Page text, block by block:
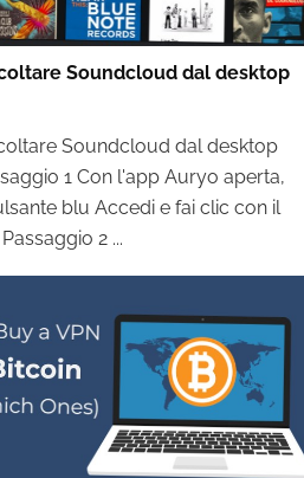
Soundcloud dal desktop
Soundcloud dal desktop
1 Con l'app Auryo aperta,
blu Accedi e fai clic con il
2 ...